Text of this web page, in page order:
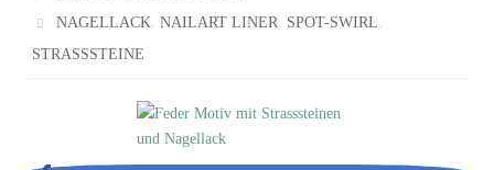
NAGELLACK,NAILART LINER, SPOT-SWIRL,
STRASSSTEINE